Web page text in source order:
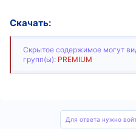
Скачать:
Скрытое содержимое могут
групп(ы): PREMIUM
Для ответа нужно